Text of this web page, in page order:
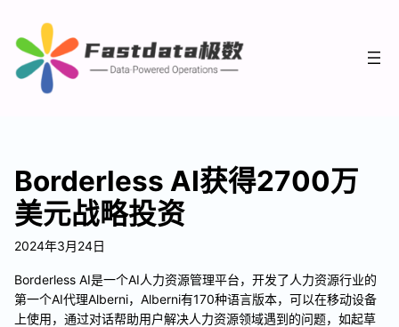
Borderless AI获得2700万
美元战略投资
2024年3月24日
Borderless AI是一个AI人力资源管理平台，开发了人力资源行业的
第一个AI代理Alberni，Alberni有170种语言版本，可以在移动设备
上使用，通过对话帮助用户解决人力资源领域遇到的问题，如起草